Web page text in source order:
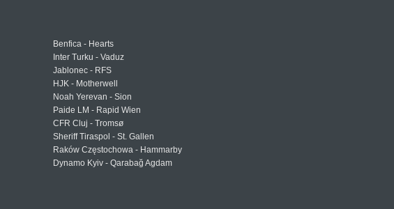
Benfica - Hearts
Inter Turku - Vaduz
Jablonec - RFS
HJK - Motherwell
Noah Yerevan - Sion
Paide LM - Rapid Wien
CFR Cluj - Tromsø
Sheriff Tiraspol - St. Gallen
Raków Częstochowa - Hammarby
Dynamo Kyiv - Qarabağ Agdam